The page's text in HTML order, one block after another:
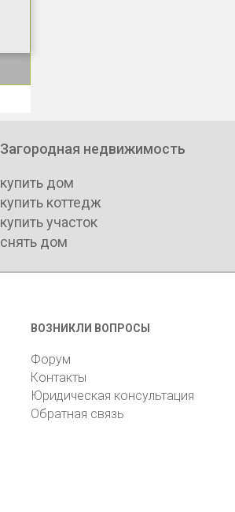
Загородная недвижимость
купить дом
купить коттедж
купить участок
снять дом
ВОЗНИКЛИ ВОПРОСЫ
Форум
Контакты
Юридическая консультация
Обратная связь